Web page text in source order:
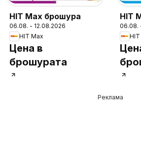
HIT Max брошура
06.08. - 12.08.2026
HIT Max
Цена в
брошурата
HIT
06.08.
HIT
Реклама